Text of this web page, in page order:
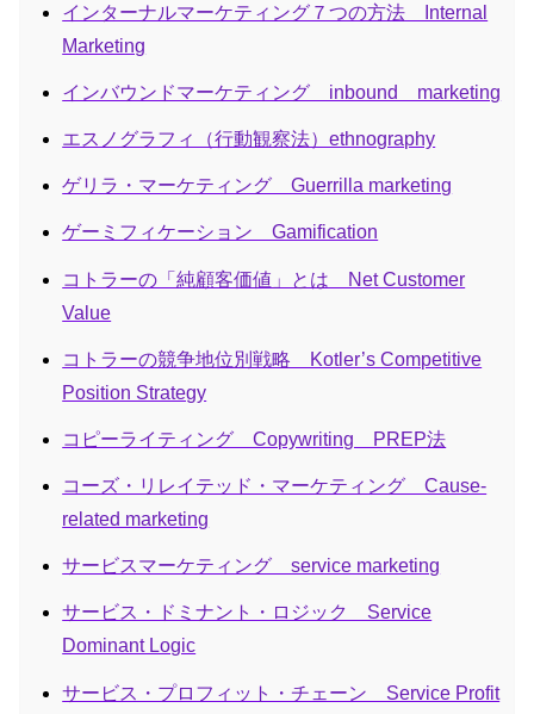
インターナルマーケティング７つの方法 Internal
Marketing
インバウンドマーケティング inbound marketing
エスノグラフィ（行動観察法）ethnography
ゲリラ・マーケティング Guerrilla marketing
ゲーミフィケーション Gamification
コトラーの「純顧客価値」とは Net Customer
Value
コトラーの競争地位別戦略 Kotler’s Competitive
Position Strategy
コピーライティング Copywriting PREP法
コーズ・リレイテッド・マーケティング Cause-
related marketing
サービスマーケティング service marketing
サービス・ドミナント・ロジック Service
Dominant Logic
サービス・プロフィット・チェーン Service Profit